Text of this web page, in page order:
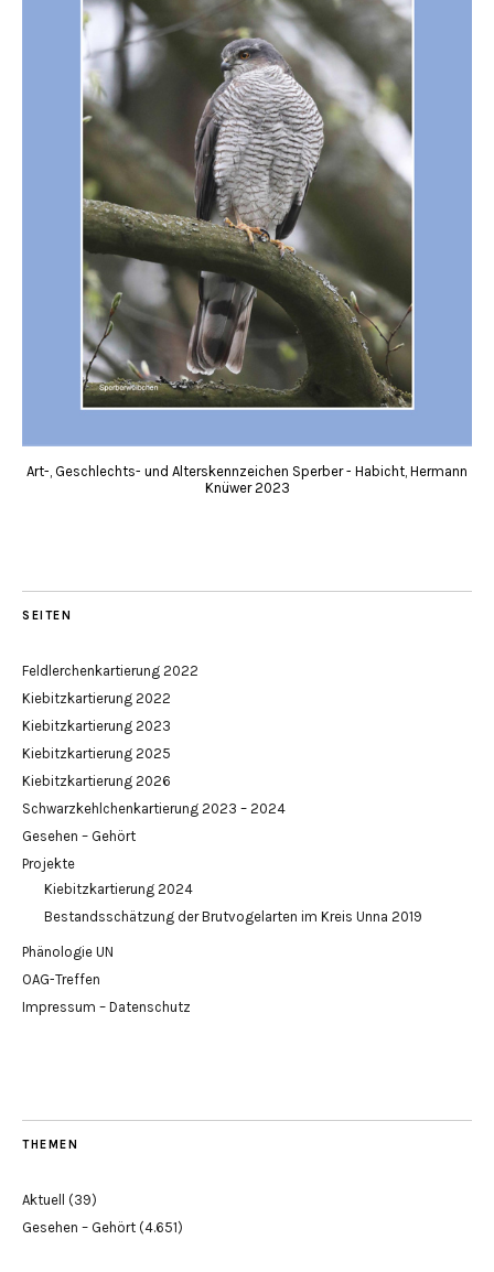
Art-, Geschlechts- und Alterskennzeichen Sperber - Habicht, Hermann
Knüwer 2023
SEITEN
Feldlerchenkartierung 2022
Kiebitzkartierung 2022
Kiebitzkartierung 2023
Kiebitzkartierung 2025
Kiebitzkartierung 2026
Schwarzkehlchenkartierung 2023 – 2024
Gesehen – Gehört
Projekte
Kiebitzkartierung 2024
Bestandsschätzung der Brutvogelarten im Kreis Unna 2019
Phänologie UN
OAG-Treffen
Impressum – Datenschutz
THEMEN
Aktuell
(39)
Gesehen – Gehört (4.651)